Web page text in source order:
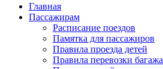
Главная
Пассажирам
Расписание поездов
Памятка для пассажиров
Правила проезда детей
Правила перевозки багажа